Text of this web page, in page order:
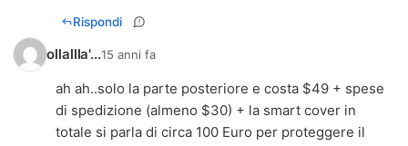
Rispondi
ollallla'...15 anni fa
ah ah..solo la parte posteriore e costa $49 + spese
di spedizione (almeno $30) + la smart cover in
totale si parla di circa 100 Euro per proteggere il